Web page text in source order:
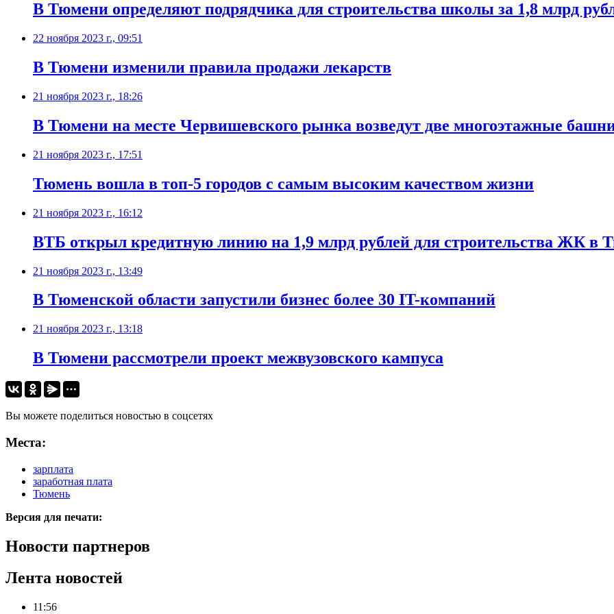
В Тюмени определяют подрядчика для строительства школы за 1,8 млрд
22 ноября 2023 г., 09:51
В Тюмени изменили правила продажи лекарств
21 ноября 2023 г., 18:26
В Тюмени на месте Червишевского рынка возведут две многоэтажные
21 ноября 2023 г., 17:51
Тюмень вошла в топ-5 городов с самым высоким качеством жизни
21 ноября 2023 г., 16:12
ВТБ открыл кредитную линию на 1,9 млрд рублей для строительства ЖК в
21 ноября 2023 г., 13:49
В Тюменской области запустили бизнес более 30 IT-компаний
21 ноября 2023 г., 13:18
В Тюмени рассмотрели проект межвузовского кампуса
Вы можете поделиться новостью в соцсетях
Места:
зарплата
заработная плата
Тюмень
Версия для печати:
Новости партнеров
Лента новостей
11:56